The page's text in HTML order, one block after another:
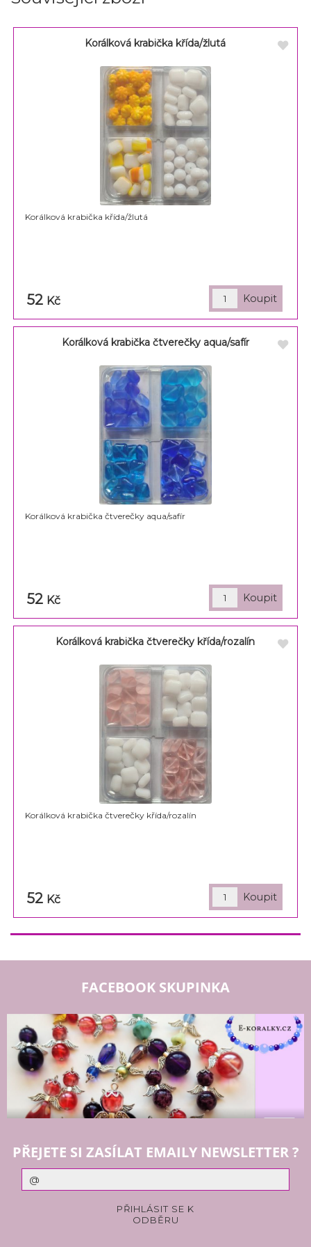
Korálková krabička křída/žlutá
Korálková krabička křída/žlutá
52 Kč
Korálková krabička čtverečky aqua/safír
Korálková krabička čtverečky aqua/safír
52 Kč
Korálková krabička čtverečky křída/rozalín
Korálková krabička čtverečky křída/rozalín
52 Kč
FACEBOOK SKUPINKA
PŘEJETE SI ZASÍLAT EMAILY NEWSLETTER ?